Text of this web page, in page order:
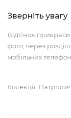
Зверніть увагу
Відтінок
фото, через
мобільних
Колекції: